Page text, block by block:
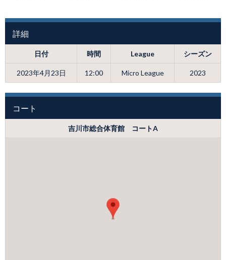
詳細
日付 時間 League シーズン
2023年4月23日 12:00 Micro League 2023
コート
吉川市総合体育館 コートA